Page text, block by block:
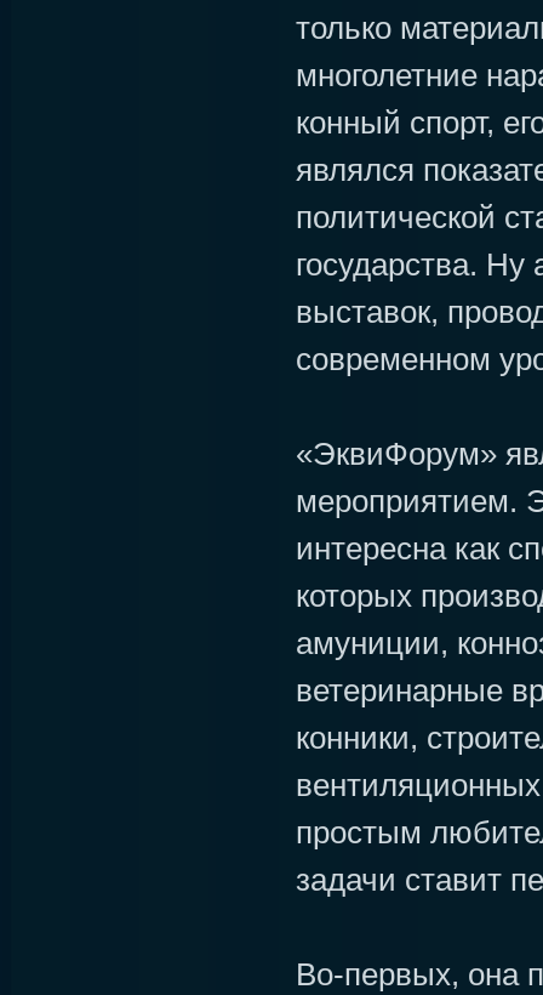
только
многолетние
конный спорт,
являлся
политической
государства. Ну
выставок,
современном
«ЭквиФорум»
мероприятием.
интересна как
которых
амуниции,
ветеринарные
конники,
простым
задачи ставит
Во-первых, она